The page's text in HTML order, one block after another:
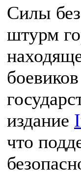
Силы
штурм
издание
что